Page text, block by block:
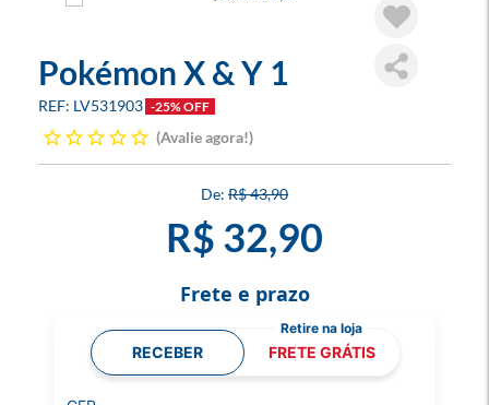
Pokémon X & Y 1
LV531903 -25% OFF
Avalie agora!
R$ 43,90
R$ 32,90
Frete e prazo
RECEBER FRETE GRÁTIS